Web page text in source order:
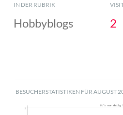
IN DER RUBRIK
Hobbyblogs 2
BESUCHERSTATISTIKEN FÜR AUGUST